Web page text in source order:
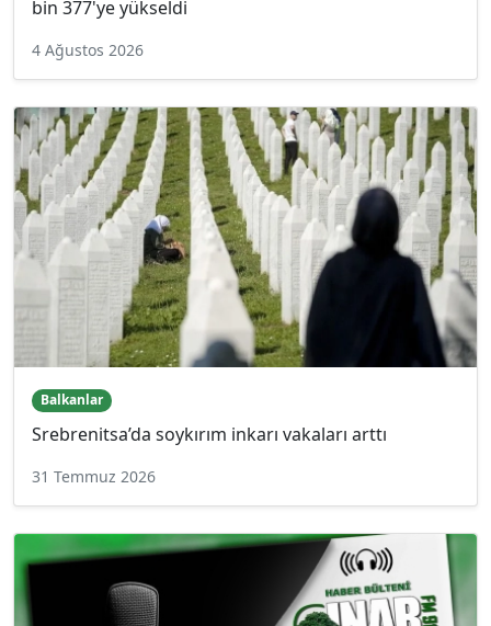
bin 377'ye yükseldi
4 Ağustos 2026
Balkanlar
Srebrenitsa’da soykırım inkarı vakaları arttı
31 Temmuz 2026